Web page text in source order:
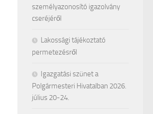
személyazonosító igazolvány
cseréjéről
Lakossági tájékoztató
permetezésről
Igazgatási szünet a
Polgármesteri Hivatalban 2026.
július 20-24.